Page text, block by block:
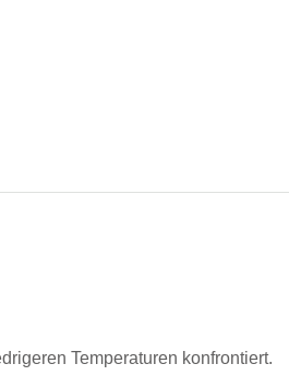
Temperaturen konfrontiert.